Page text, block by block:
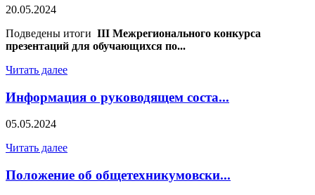
20.05.2024
Подведены итоги III Межрегионального конкурса
презентаций для обучающихся по...
Читать далее
Информация о руководящем соста...
05.05.2024
Читать далее
Положение об общетехникумовски...